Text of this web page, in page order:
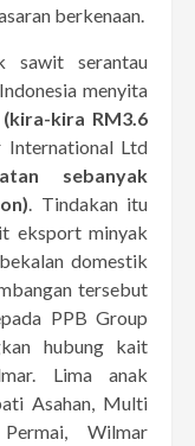
berkenaan.
sawit serantau
menyita
kira RM3.6
International Ltd
sebanyak
. Tindakan itu
eksport minyak
domestik
tersebut
PPB Group
hubung kait
Lima anak
Asahan, Multi
Wilmar